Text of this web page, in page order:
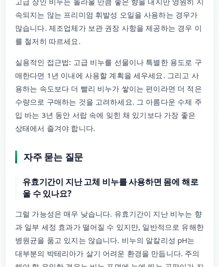
속되지는 않는 프리미엄 휘발성 오일을 사용하는 경우가
많습니다. 제조업체가 보관 권장 사항을 제공하는 경우 이
를 철저히 따르세요.
실용적인 접근법: 고급 비누를 선물이나 특별한 용도로 구
매한다면 1년 이내에 사용할 계획을 세우세요. 그리고 사
용하는 속도보다 더 빨리 비누가 쌓이는 편이라면 더 적은
수량으로 구매하는 것을 고려하세요. 그 아름다운 수제 주
입 바는 3년 동안 서랍 속에 잊힌 채 있기보다 가장 좋은
상태에서 즐겨야 합니다.
자주 묻는 질문
유효기간이 지난 고체 비누를 사용하면 몸에 해로
울 수 있나요?
그럴 가능성은 매우 낮습니다. 유효기간이 지난 비누는 향
과 일부 세정 효과가 떨어질 수 있지만, 일반적으로 유해한
병원균을 품고 있지는 않습니다. 비누의 알칼리성 pH는
대부분의 박테리아가 살기 어려운 환경을 만듭니다. 주의